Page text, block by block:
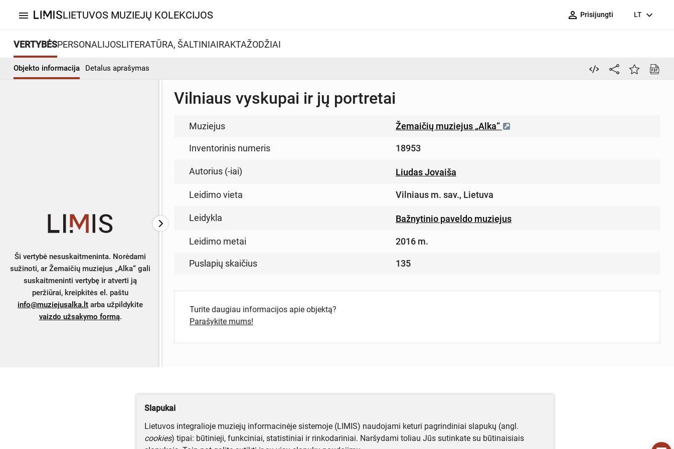
menu LIETUVOS MUZIEJŲ KOLEKCIJOS person_outline Prisijungti LT expand_more
VERTYBĖSPERSONALIJOSLITERATŪRA, ŠALTINIAIRAKTAŽODŽIAI
Objekto informacija Detalus aprašymas
Ši vertybė nesuskaitmeninta. Norėdami
sužinoti, ar Žemaičių muziejus „Alka“ gali
suskaitmeninti vertybę ir atverti ją
peržiūrai, kreipkitės el. paštu
info@muziejusalka.lt arba užpildykite
vaizdo užsakymo formą.
Vilniaus vyskupai ir jų portretai
Muziejus Žemaičių muziejus „Alka“
Inventorinis numeris 18953
Autorius (-iai) Liudas Jovaiša
Leidimo vieta Vilniaus m. sav., Lietuva
Leidykla Bažnytinio paveldo muziejus
Leidimo metai 2016 m.
Puslapių skaičius 135
Turite daugiau informacijos apie objektą?
Parašykite mums!
Slapukai
Lietuvos integralioje muziejų informacinėje sistemoje (LIMIS) naudojami keturi pagrindiniai slapukų (angl.
cookies) tipai: būtinieji, funkciniai, statistiniai ir rinkodariniai. Naršydami toliau Jūs sutinkate su būtinaisiais